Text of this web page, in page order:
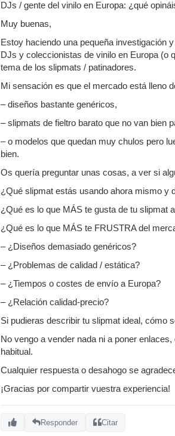
DJs / gente del vinilo en Europa: ¿qué
Muy buenas,
Estoy haciendo una pequeña investigación
DJs y coleccionistas de vinilo en Europa (o
tema de los slipmats / patinadores.
Mi sensación es que el mercado está lleno
– diseños bastante genéricos,
– slipmats de fieltro barato que no van bien
– o modelos que quedan muy chulos pero
bien.
Os quería preguntar unas cosas, a ver si
¿Qué slipmat estás usando ahora mismo y
¿Qué es lo que MÁS te gusta de tu slipmat
¿Qué es lo que MÁS te FRUSTRA del
– ¿Diseños demasiado genéricos?
– ¿Problemas de calidad / estática?
– ¿Tiempos o costes de envío a Europa?
– ¿Relación calidad-precio?
Si pudieras describir tu slipmat ideal, cómo
No vengo a vender nada ni a poner
habitual.
Cualquier respuesta o desahogo se
¡Gracias por compartir vuestra experiencia!
Responder Citar